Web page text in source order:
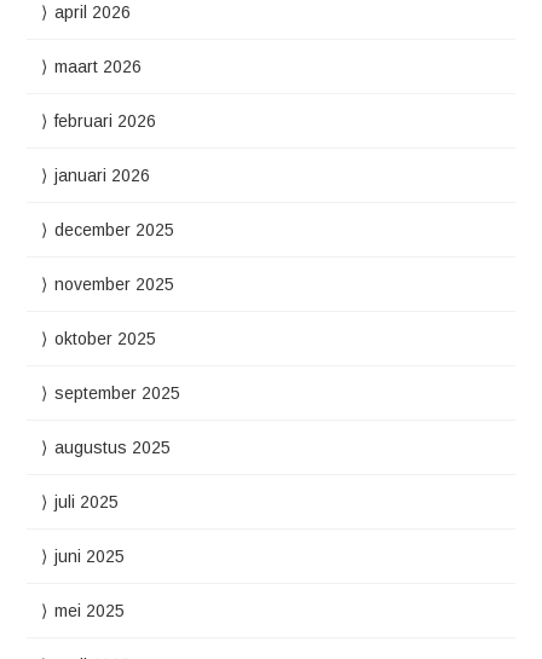
april 2026
maart 2026
februari 2026
januari 2026
december 2025
november 2025
oktober 2025
september 2025
augustus 2025
juli 2025
juni 2025
mei 2025